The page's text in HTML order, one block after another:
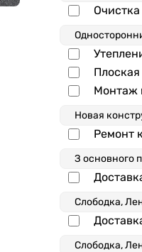
Монтаж
Ремонт